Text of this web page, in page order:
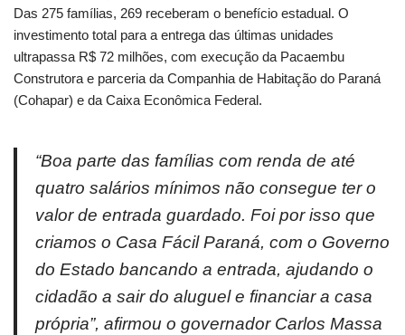
Das 275 famílias, 269 receberam o benefício estadual. O
investimento total para a entrega das últimas unidades
ultrapassa R$ 72 milhões, com execução da Pacaembu
Construtora e parceria da Companhia de Habitação do Paraná
(Cohapar) e da Caixa Econômica Federal.
“Boa parte das famílias com renda de até
quatro salários mínimos não consegue ter o
valor de entrada guardado. Foi por isso que
criamos o Casa Fácil Paraná, com o Governo
do Estado bancando a entrada, ajudando o
cidadão a sair do aluguel e financiar a casa
própria”, afirmou o governador Carlos Massa